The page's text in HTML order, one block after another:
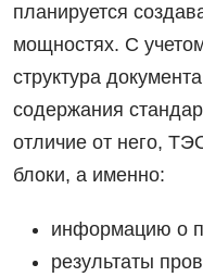
планируется
мощностях. С
структура
содержания
отличие от него,
блоки, а именно:
информацию о
результаты